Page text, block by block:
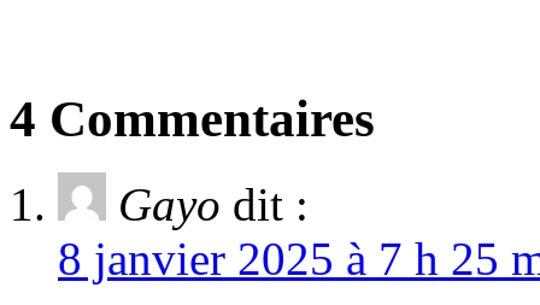
4 Commentaires
Gayo dit :
8 janvier 2025 à 7 h 25